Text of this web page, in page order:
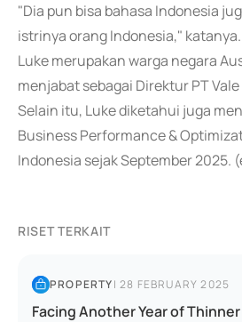
"Dia pun bisa bahasa Indonesia
istrinya orang Indonesia," katanya.
Luke merupakan warga negara
menjabat sebagai Direktur PT
Selain itu, Luke diketahui juga
Business Performance &
Indonesia sejak September 2025.
RISET TERKAIT
PROPERTY|28 FEBRUARY 2025
Facing Another Year of Thinner